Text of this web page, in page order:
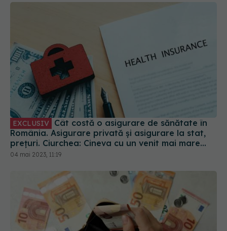
EXCLUSIV
România. Asigurare privată și asigurare la stat,
prețuri. Ciurchea: Cineva cu un venit mai mare
plătește mai mult
04 mai 2023, 11:19